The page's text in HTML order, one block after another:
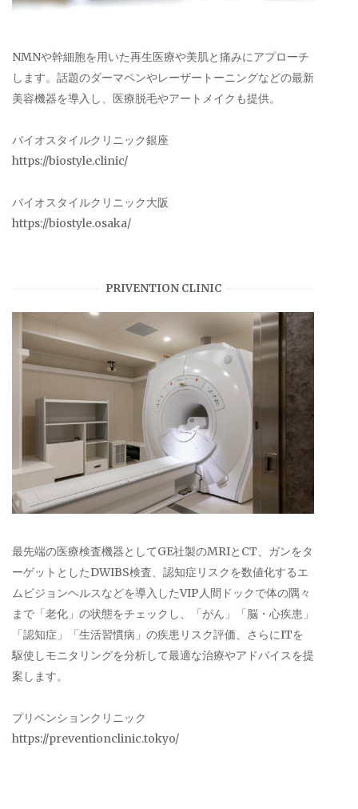
NMNや幹細胞を用いた再生医療や美肌と痛みにアプローチ
します。話題のダーマペンやレーザートーニングなどの最新
美容機器を導入し、医療脱毛やアートメイクも提供。
バイオスタイルクリニック銀座
https://biostyle.clinic/
バイオスタイルクリニック大阪
https://biostyle.osaka/
PRIVENTION CLINIC
最先端の医療検査機器としてGE社製のMRIとCT、ガンをタ
ーゲットとしたDWIBS検査、認知症リスクを数値化するエ
ムビジョンヘルスなどを導入したVIP人間ドックで体の隅々
まで「老化」の状態をチェックし、「がん」「脳・心疾患」
「認知症」「生活習慣病」の疾患リスク評価、さらにITを
駆使しモニタリングを分析して最適な治療やアドバイスを提
案します。
プリベンションクリニック
https://preventionclinic.tokyo/